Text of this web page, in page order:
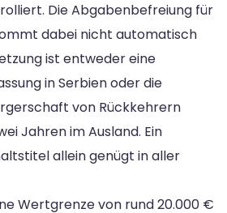
Die Abgabenbefreiung für
dabei nicht automatisch
ist entweder eine
in Serbien oder die
von Rückkehrern
Jahren im Ausland. Ein
allein genügt in aller
Wertgrenze von rund 20.000 €